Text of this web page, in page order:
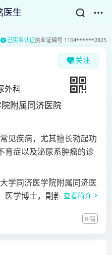
医生
已实名认证执业证编号 1104******2825
关注
外科
附属同济医院
见疾病，尤其擅长勃起功
育症以及泌尿系肿瘤的诊
学同济医学院附属同济医
医学博士，副教授，硕士
，不育症以及泌尿系肿瘤
查看简介
纠错